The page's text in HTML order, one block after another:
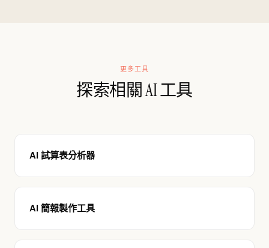
更多工具
探索相關 AI 工具
AI 試算表分析器
AI 簡報製作工具